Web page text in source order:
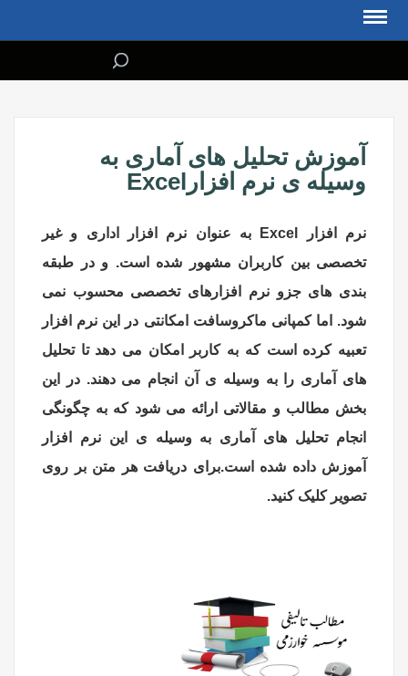
آموزش تحلیل های آماری به
وسیله ی نرم افزارExcel
نرم افزار Excel به عنوان نرم افزار اداری و غیر
تخصصی بین کاربران مشهور شده است. و در طبقه
بندی های جزو نرم افزارهای تخصصی محسوب نمی
شود. اما کمپانی ماکروسافت امکانتی در این نرم افزار
تعبیه کرده است که به کاربر امکان می دهد تا تحلیل
های آماری را به وسیله ی آن انجام می دهند. در این
بخش مطالب و مقالاتی ارائه می شود که به چگونگی
انجام تحلیل های آماری به وسیله ی این نرم افزار
آموزش داده شده است.برای دریافت هر متن بر روی
تصویر کلیک کنید.